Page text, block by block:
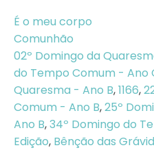
É o meu corpo
Comunhão
02º Domingo da
do Tempo Comum - Ano
Quaresma - Ano B,1166,
Comum - Ano B,25º
Ano B,34º Domingo do
Edição, Bênção das